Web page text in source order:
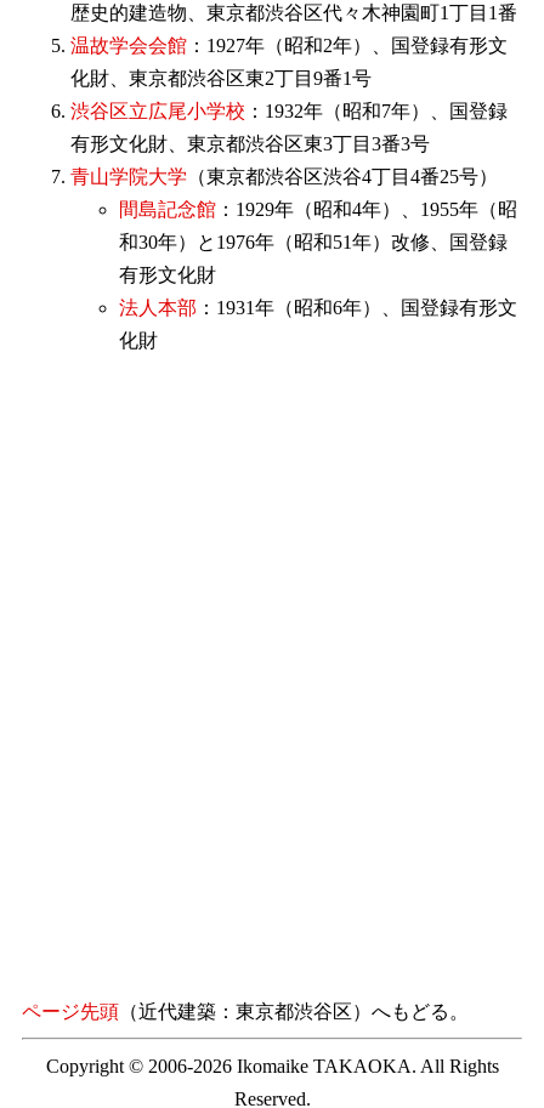
歴史的建造物、東京都渋谷区代々木神園町1丁目1番
温故学会会館 ：1927年（昭和2年）、国登録有形文
化財、東京都渋谷区東2丁目9番1号
渋谷区立広尾小学校 ：1932年（昭和7年）、国登録
有形文化財、東京都渋谷区東3丁目3番3号
青山学院大学 （東京都渋谷区渋谷4丁目4番25号）
間島記念館 ：1929年（昭和4年）、1955年（昭
和30年）と1976年（昭和51年）改修、国登録
有形文化財
法人本部 ：1931年（昭和6年）、国登録有形文
化財
ページ先頭 （近代建築：東京都渋谷区）へもどる。
Copyright © 2006-2026 Ikomaike TAKAOKA. All Rights
Reserved.